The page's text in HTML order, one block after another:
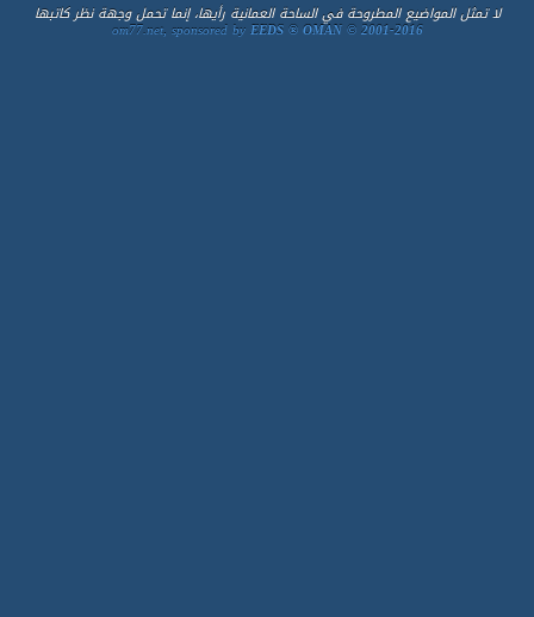
لا تمثل المواضيع المطروحة في الساحة العمانية رأيها، إنما تحمل وجهة نظر كاتبها
om77.net, sponsored byEEDS ® OMAN © 2001-2016